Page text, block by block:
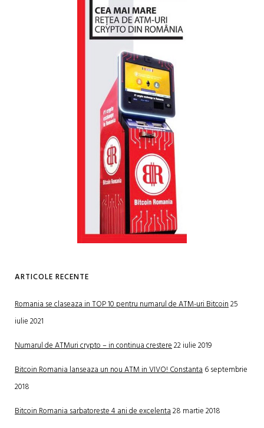
ARTICOLE RECENTE
Romania se claseaza in TOP 10 pentru numarul de ATM-uri Bitcoin25
iulie 2021
Numarul de ATMuri crypto – in continua crestere22 iulie 2019
Bitcoin Romania lanseaza un nou ATM in VIVO! Constanta6 septembrie
2018
Bitcoin Romania sarbatoreste 4 ani de excelenta28 martie 2018